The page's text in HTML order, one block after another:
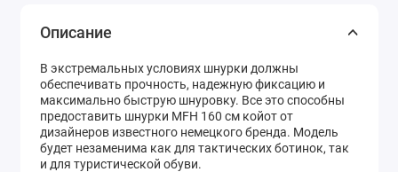
Описание
В экстремальных условиях шнурки должны
обеспечивать прочность, надежную фиксацию и
максимально быструю шнуровку. Все это способны
предоставить шнурки MFH 160 см койот от
дизайнеров известного немецкого бренда. Модель
будет незаменима как для тактических ботинок, так
и для туристической обуви.